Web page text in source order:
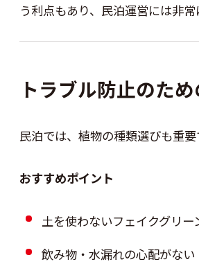
う利点もあり、民泊運営には非常
トラブル防止のた
民泊では、植物の種類選びも重要
おすすめポイント
土を使わないフェイクグリー
飲み物・水漏れの心配がない